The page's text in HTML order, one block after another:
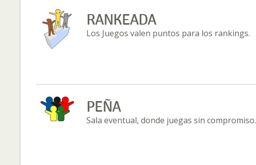
RANKEADA
Los Juegos valen puntos para los rankings.
PEÑA
Sala eventual, donde juegas sin compromiso.